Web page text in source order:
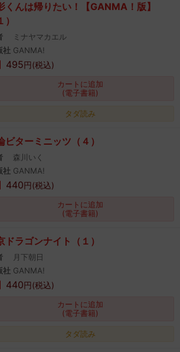
くんは帰りたい！【GANMA！版】
）
ミナヤマカエル
社 GANMA!
495円(税込)
カートに追加
(電子書籍)
タダ読み
ビターミニッツ（４）
森川いく
社 GANMA!
440円(税込)
カートに追加
(電子書籍)
ドラゴンナイト（１）
月下朝日
社 GANMA!
440円(税込)
カートに追加
(電子書籍)
タダ読み